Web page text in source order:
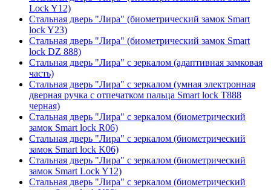
Lock Y12)
Стальная дверь "Лира" (биометрический замок Smart
lock Y23)
Стальная дверь "Лира" (биометрический замок Smart
lock DZ 888)
Стальная дверь "Лира" с зеркалом (адаптивная замковая
часть)
Стальная дверь "Лира" с зеркалом (умная электронная
дверная ручка с отпечатком пальца Smart lock T888
черная)
Стальная дверь "Лира" с зеркалом (биометрический
замок Smart lock R06)
Стальная дверь "Лира" с зеркалом (биометрический
замок Smart lock K06)
Стальная дверь "Лира" с зеркалом (биометрический
замок Smart Lock Y12)
Стальная дверь "Лира" с зеркалом (биометрический